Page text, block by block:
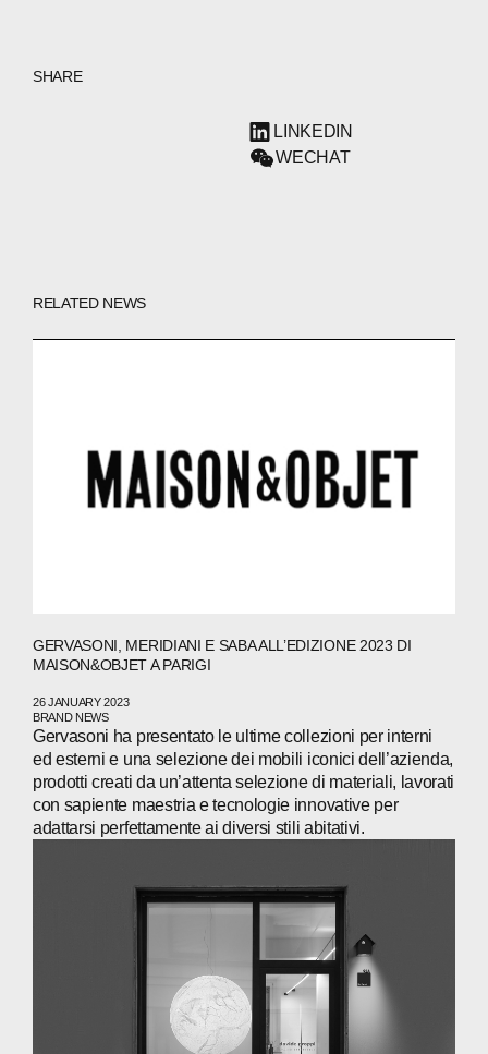
ABOUT
COMPANIES
PRESS
CONTACTS
WECHAT LINKEDIN INSTAGRAM
SHARE
LINKEDIN
WECHAT
RELATED NEWS
GERVASONI, MERIDIANI E SABA ALL’EDIZIONE 2023 DI
MAISON&OBJET A PARIGI
26 JANUARY 2023
BRAND NEWS
Gervasoni ha presentato le ultime collezioni per interni
ed esterni e una selezione dei mobili iconici dell’azienda,
prodotti creati da un’attenta selezione di materiali, lavorati
con sapiente maestria e tecnologie innovative per
adattarsi perfettamente ai diversi stili abitativi.